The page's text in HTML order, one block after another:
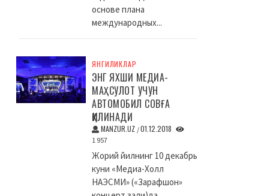
основе плана
международных...
ЯНГИЛИКЛАР
ЭНГ ЯХШИ МЕДИА-
МАҲСУЛОТ УЧУН
АВТОМОБИЛ СОВҒА
ҚИЛИНАДИ
MANZUR.UZ /01.12.2018
1 957
Жорий йилнинг 10 декабрь
куни «Медиа-Холл
НАЭСМИ» («Зарафшон»